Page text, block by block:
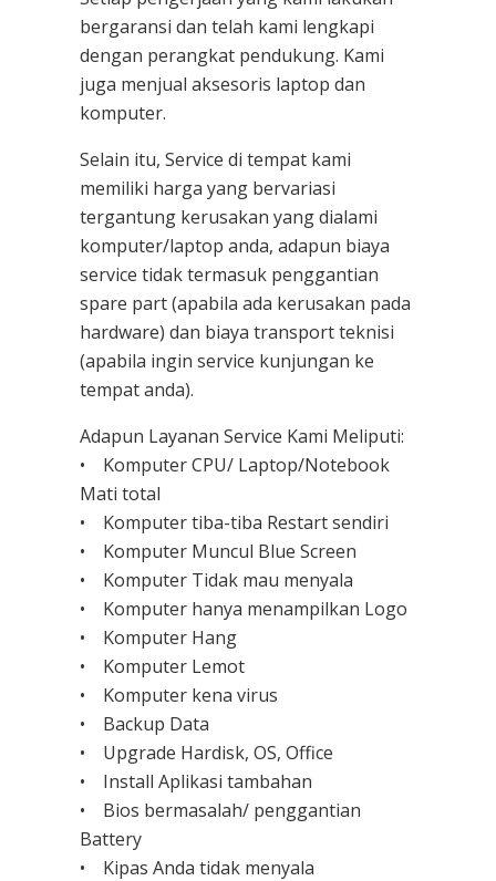
bergaransi dan telah kami lengkapi
dengan perangkat pendukung. Kami
juga menjual aksesoris laptop dan
komputer.
Selain itu, Service di tempat kami
memiliki harga yang bervariasi
tergantung kerusakan yang dialami
komputer/laptop anda, adapun biaya
service tidak termasuk penggantian
spare part (apabila ada kerusakan pada
hardware) dan biaya transport teknisi
(apabila ingin service kunjungan ke
tempat anda).
Adapun Layanan Service Kami Meliputi:
• Komputer CPU/ Laptop/Notebook
Mati total
• Komputer tiba-tiba Restart sendiri
• Komputer Muncul Blue Screen
• Komputer Tidak mau menyala
• Komputer hanya menampilkan Logo
• Komputer Hang
• Komputer Lemot
• Komputer kena virus
• Backup Data
• Upgrade Hardisk, OS, Office
• Install Aplikasi tambahan
• Bios bermasalah/ penggantian
Battery
• Kipas Anda tidak menyala